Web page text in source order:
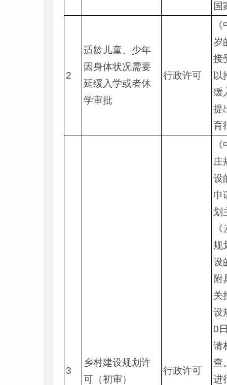
国
2
适龄儿童、少年
因身体状况需要
延缓入学或者休
学审批
行政许可
岁
接
以
缓
提
育
3
乡村建设规划许
可（初审）
行政许可
庄
设
申
划
规
设
附
关
设
0
请
查
进